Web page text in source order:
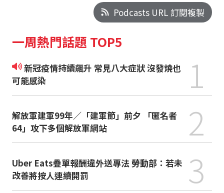
Podcasts URL 訂閱複製
一周熱門話題 TOP5
新冠疫情持續飆升 常見八大症狀 沒發燒也
可能感染
1
解放軍建軍99年／「建軍節」前夕 「匿名者
64」攻下多個解放軍網站
2
Uber Eats疊單報酬違外送專法 勞動部：若未
改善將按人連續開罰
3